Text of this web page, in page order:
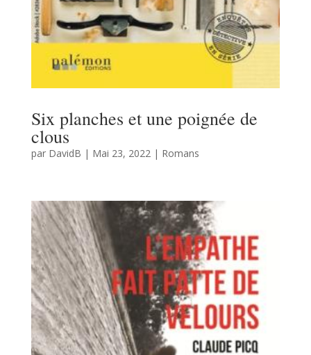
Six planches et une poignée de
clous
par DavidB | Mai 23, 2022 | Romans